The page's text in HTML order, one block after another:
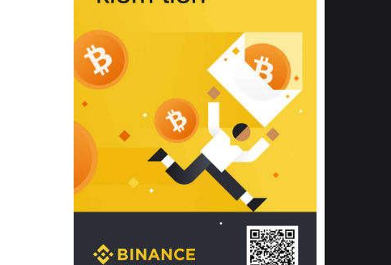
tế còn giúp ngăn ngừa tình trạng kích
khuẩn và nấm mốc trong điều kiện
thời tiết nóng ẩm. Bạn có thể tìm hiểu
thêm các nghiên cứu khoa học về tác
động của giấc ngủ và môi trường
phòng ngủ đối với sức khỏe con
người tại Sleep Foundation (External
Link) để có cái nhìn toàn diện hơn.
2. Các tiêu chí vàng khi lựa chọn
chăn ga gối đệm cao cấp cho phòng
ngủ
Để sở hữu một bộ chăn ga gối đệm
cao cấp hoàn hảo cả về thẩm mỹ lẫn
công năng, người tiêu dùng cần cân
nhắc kỹ lưỡng các tiêu chí quan trọng